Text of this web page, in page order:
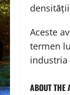
Aceste
termen
ABOUT THE